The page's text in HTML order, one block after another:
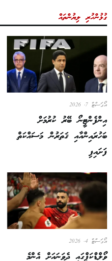
ގުޅުންހުރި ލިޔުންތައް
އޯގަސްޓް 7, 2026
އިންފެންޓީނޯ ބޭރު ކުރުމަށް
ބަހުރައިންއާއި ޤަތަރުން މަސައްކަތް
ފަށައިފި
އޯގަސްޓް 4, 2026
ވޯލްޑްކަޕްގައި ދެވަނައަށް އެންމެ